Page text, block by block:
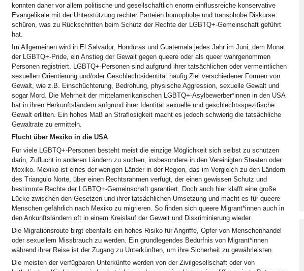
konnten daher vor allem politische und gesellschaftlich enorm einflussreiche konservative
Evangelikale mit der Unterstützung rechter Parteien homophobe und transphobe Diskurse
schüren, was zu Rückschritten beim Schutz der Rechte der LGBTQ+-Gemeinschaft geführt
hat.
Im Allgemeinen wird in El Salvador, Honduras und Guatemala jedes Jahr im Juni, dem Monat
der LGBTQ+-Pride, ein Anstieg der Gewalt gegen queere oder als queer wahrgenommen
Personen registriert. LGBTQ+-Personen sind aufgrund ihrer tatsächlichen oder vermeintlichen
sexuellen Orientierung und/oder Geschlechtsidentität häufig Ziel verschiedener Formen von
Gewalt, wie z.B. Einschüchterung, Bedrohung, physische Aggression, sexuelle Gewalt und
sogar Mord. Die Mehrheit der mittelamerikanischen LGBTQ+-Asylbewerber*innen in den USA
hat in ihren Herkunftsländern aufgrund ihrer Identität sexuelle und geschlechtsspezifische
Gewalt erlitten. Ein hohes Maß an Straflosigkeit macht es jedoch schwierig die tatsächliche
Gewaltrate zu ermitteln.
Flucht über Mexiko in die USA
Für viele LGBTQ+-Personen besteht meist die einzige Möglichkeit sich selbst zu schützen
darin, Zuflucht in anderen Ländern zu suchen, insbesondere in den Vereinigten Staaten oder
Mexiko. Mexiko ist eines der wenigen Länder in der Region, das im Vergleich zu den Ländern
des Triangulo Norte, über einen Rechtsrahmen verfügt, der einen gewissen Schutz und
bestimmte Rechte der LGBTQ+-Gemeinschaft garantiert. Doch auch hier klafft eine große
Lücke zwischen den Gesetzen und ihrer tatsächlichen Umsetzung und macht es für queere
Menschen gefährlich nach Mexiko zu migrieren. So finden sich queere Migrant*innen auch in
den Ankunftsländern oft in einem Kreislauf der Gewalt und Diskriminierung wieder.
Die Migrationsroute birgt ebenfalls ein hohes Risiko für Angriffe, Opfer von Menschenhandel
oder sexuellem Missbrauch zu werden. Ein grundlegendes Bedürfnis von Migrant*innen
während ihrer Reise ist der Zugang zu Unterkünften, um ihre Sicherheit zu gewährleisten.
Die meisten der verfügbaren Unterkünfte werden von der Zivilgesellschaft oder von